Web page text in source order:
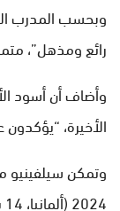
وبحسب المدرب
رائع ومذهل”،
وأضاف أن أسود
الأخيرة،
وتمكن سيلفينيو